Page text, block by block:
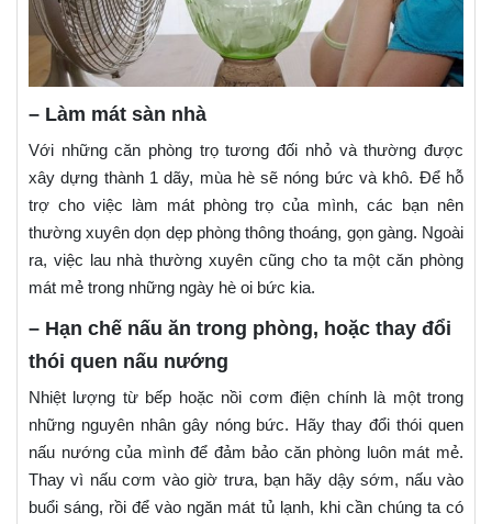
– Làm mát sàn nhà
Với những căn phòng trọ tương đối nhỏ và thường được
xây dựng thành 1 dãy, mùa hè sẽ nóng bức và khô. Để hỗ
trợ cho việc làm mát phòng trọ của mình, các bạn nên
thường xuyên dọn dẹp phòng thông thoáng, gọn gàng. Ngoài
ra, việc lau nhà thường xuyên cũng cho ta một căn phòng
mát mẻ trong những ngày hè oi bức kia.
– Hạn chế nấu ăn trong phòng, hoặc thay đổi
thói quen nấu nướng
Nhiệt lượng từ bếp hoặc nồi cơm điện chính là một trong
những nguyên nhân gây nóng bức. Hãy thay đổi thói quen
nấu nướng của mình để đảm bảo căn phòng luôn mát mẻ.
Thay vì nấu cơm vào giờ trưa, bạn hãy dậy sớm, nấu vào
buổi sáng, rồi để vào ngăn mát tủ lạnh, khi cần chúng ta có